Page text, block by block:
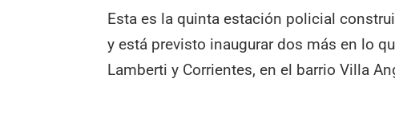
Esta es la quinta estación policial
y está previsto inaugurar dos más en lo
Lamberti y Corrientes, en el barrio Villa